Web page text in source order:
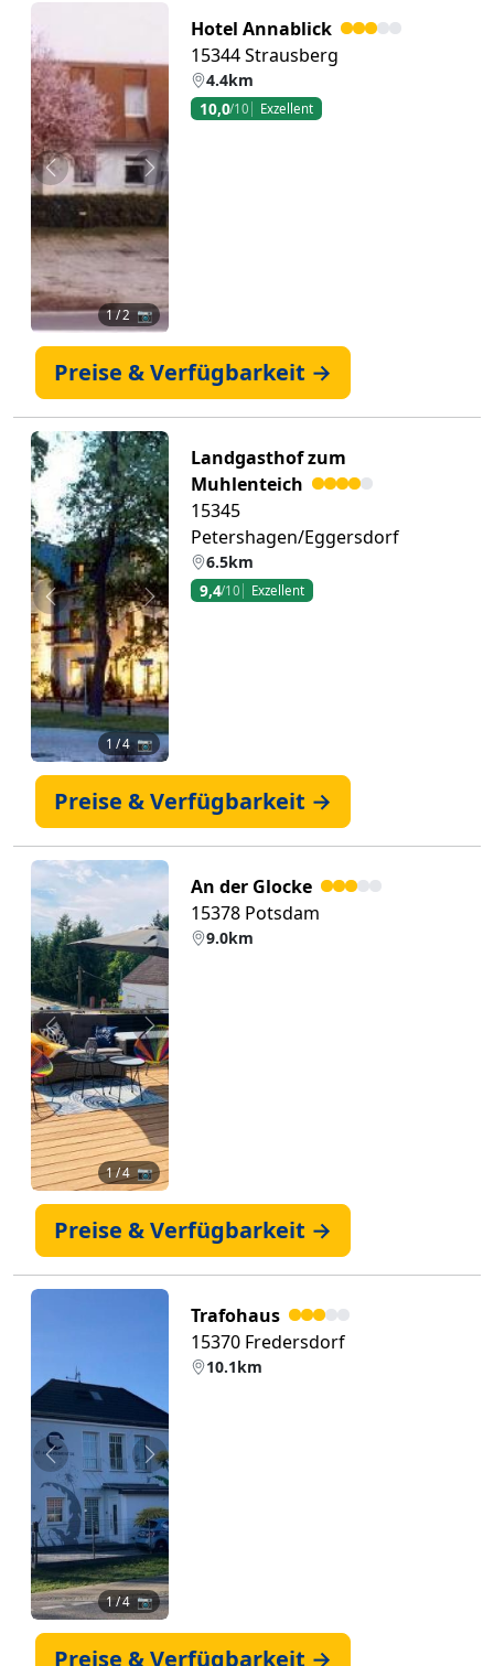
Zurück Weiter
1/ 2 📷
Hotel Annablick
15344 Strausberg
4.4km
10,0/10 Exzellent
Preise & Verfügbarkeit →
Zurück Weiter
1 / 4 📷
Landgasthof zum
Muhlenteich
15345
Petershagen/Eggersdorf
6.5km
9,4/10 Exzellent
Preise & Verfügbarkeit →
Zurück Weiter
1 / 4 📷
An der Glocke
15378 Potsdam
9.0km
Preise & Verfügbarkeit →
Zurück Weiter
1/ 4 📷
Trafohaus
15370 Fredersdorf
10.1km
Preise & Verfügbarkeit →